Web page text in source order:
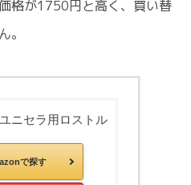
格が1750円と高く、買い替
。
ニセラ用ロストル
で探す